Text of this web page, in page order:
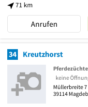
71 km
Anrufen
34 Kreutzhorst
keine
Müllerbreite 7
39114